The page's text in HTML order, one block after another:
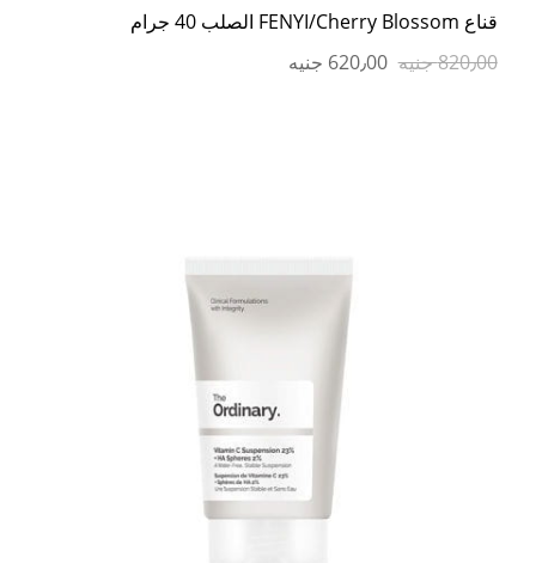
قناع FENYI/Cherry Blossom الصلب 40 جرام
820٫00 جنيه
620٫00 جنيه